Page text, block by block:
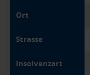
Ort
Strasse
Insolvenzart